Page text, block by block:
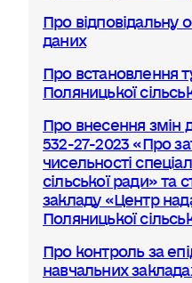
Про відповідальну
даних
Про встановлення
Поляницької
Про внесення змін
532-27-2023 «Про
чисельності
сільської ради»
закладу «Центр
Поляницької
Про контроль за
навчальних